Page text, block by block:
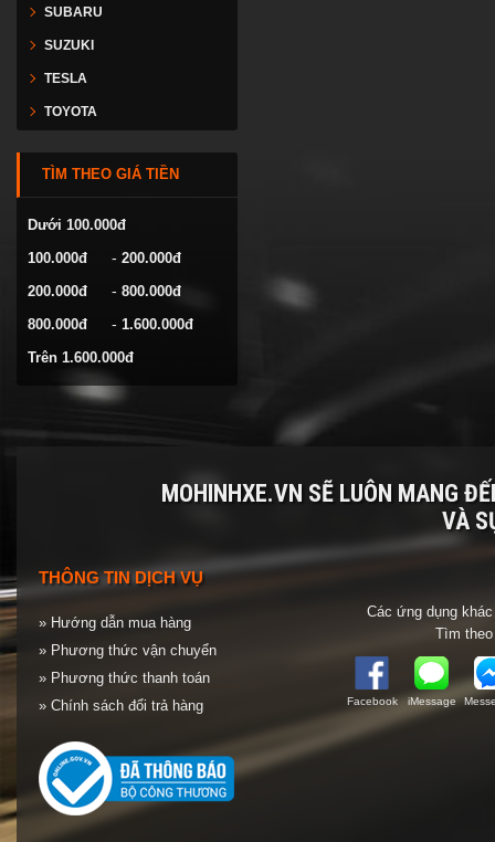
SUBARU
SUZUKI
TESLA
TOYOTA
VOLKSWAGEN
TÌM THEO GIÁ TIỀN
Dưới 100.000đ
100.000đ
- 200.000đ
200.000đ
- 800.000đ
800.000đ
- 1.600.000đ
Trên 1.600.000đ
MOHINHXE.VN SẼ LUÔN MANG
VÀ
THÔNG TIN DỊCH VỤ
» Hướng dẫn mua hàng
» Phương thức vận chuyển
» Phương thức thanh toán
» Chính sách đổi trả hàng
Các ứng dụng
Tìm
Facebook iMessage